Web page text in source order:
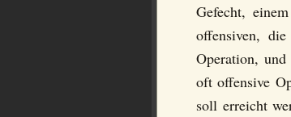
Gefecht,
offensiven,
Operation,
oft offensive
soll erreicht